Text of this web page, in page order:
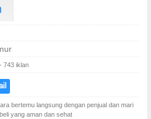
- 743 iklan
bertemu langsung dengan penjual dan mari
yang aman dan sehat